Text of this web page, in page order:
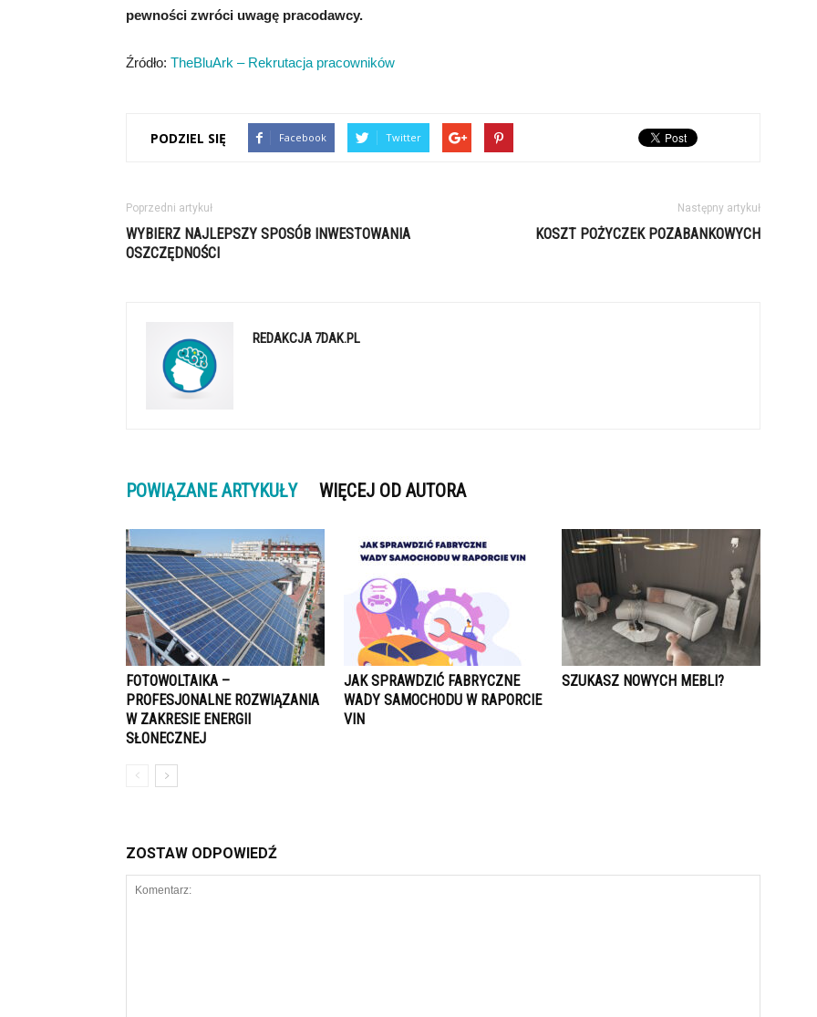
pewności zwróci uwagę pracodawcy.
Źródło: TheBluArk – Rekrutacja pracowników
PODZIEL SIĘ Facebook Twitter
Poprzedni artykuł
WYBIERZ NAJLEPSZY SPOSÓB INWESTOWANIA
OSZCZĘDNOŚCI
Następny artykuł
KOSZT POŻYCZEK POZABANKOWYCH
REDAKCJA 7DAK.PL
POWIĄZANE ARTYKUŁY WIĘCEJ OD AUTORA
FOTOWOLTAIKA –
PROFESJONALNE ROZWIĄZANIA
W ZAKRESIE ENERGII
SŁONECZNEJ
JAK SPRAWDZIĆ FABRYCZNE
WADY SAMOCHODU W RAPORCIE
VIN
SZUKASZ NOWYCH MEBLI?
ZOSTAW ODPOWIEDŹ